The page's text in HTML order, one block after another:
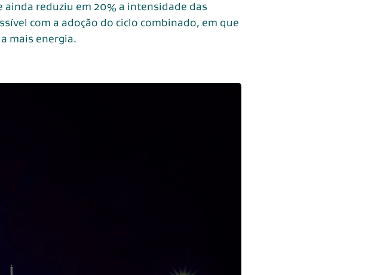
ainda reduziu em 20% a intensidade das
com a adoção do ciclo combinado, em que
mais energia.